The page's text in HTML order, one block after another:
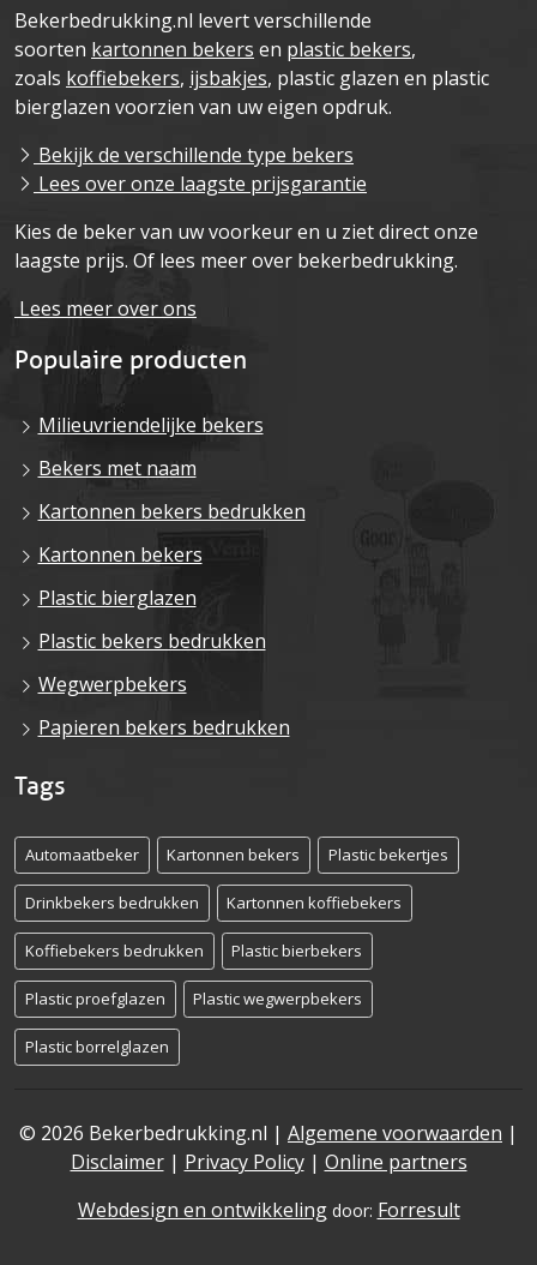
Bekerbedrukking.nl levert verschillende
soorten kartonnen bekers en plastic bekers,
zoals koffiebekers, ijsbakjes, plastic glazen en plastic
bierglazen voorzien van uw eigen opdruk.
Bekijk de verschillende type bekers
Lees over onze laagste prijsgarantie
Kies de beker van uw voorkeur en u ziet direct onze
laagste prijs. Of lees meer over bekerbedrukking.
Lees meer over ons
Populaire producten
Milieuvriendelijke bekers
Bekers met naam
Kartonnen bekers bedrukken
Kartonnen bekers
Plastic bierglazen
Plastic bekers bedrukken
Wegwerpbekers
Papieren bekers bedrukken
Tags
Automaatbeker Kartonnen bekers Plastic bekertjes
Drinkbekers bedrukken Kartonnen koffiebekers
Koffiebekers bedrukken Plastic bierbekers
Plastic proefglazen Plastic wegwerpbekers
Plastic borrelglazen
© 2026 Bekerbedrukking.nl | Algemene voorwaarden |
Disclaimer| Privacy Policy| Online partners
Webdesign en ontwikkelingdoor: Forresult